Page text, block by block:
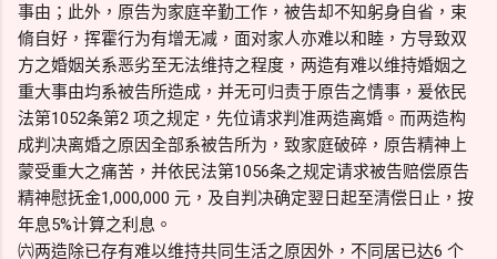
事由；此外，原告为家庭辛勤工作，被告却不知躬身自省，束
脩自好，挥霍行为有增无减，面对家人亦难以和睦，方导致双
方之婚姻关系恶劣至无法维持之程度，两造有难以维持婚姻之
重大事由均系被告所造成，并无可归责于原告之情事，爰依民
法第1052条第2 项之规定，先位请求判准两造离婚。而两造构
成判决离婚之原因全部系被告所为，致家庭破碎，原告精神上
蒙受重大之痛苦，并依民法第1056条之规定请求被告赔偿原告
精神慰抚金1,000,000 元，及自判决确定翌日起至清偿日止，按
年息5%计算之利息。
㈥两造除已存有难以维持共同生活之原因外，不同居已达6 个